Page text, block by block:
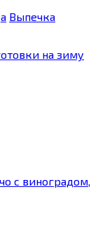
Выпечка
на зиму
с виноградом,